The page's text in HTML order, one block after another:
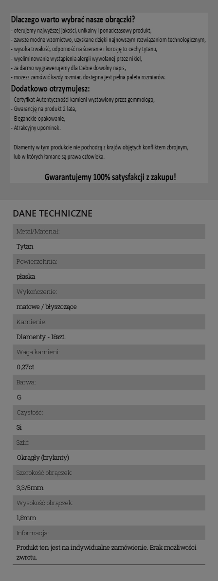
DANE TECHNICZNE
Metal/Materiał:
Tytan
Powierzchnia:
płaska
Wykończenie:
matowe / błyszczące
Kamienie:
Diamenty - 18szt.
Waga kamieni:
0,27ct
Barwa:
G
Czystość:
Si
Szlif:
Okrągły (brylanty)
Szerokość obrączek:
3,3/5mm
Wysokość obrączek:
1,8mm
Informacja:
Produkt ten jest na indywidualne zamówienie. Brak możliwości
zwrotu.